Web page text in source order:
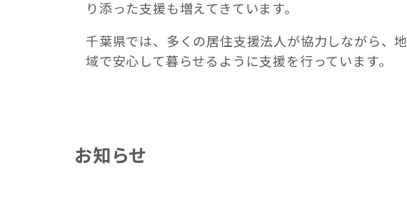
り添った支援も増えてきています。
千葉県では、多くの居住支援法人が協力しながら、地
域で安心して暮らせるように支援を行っています。
お知らせ